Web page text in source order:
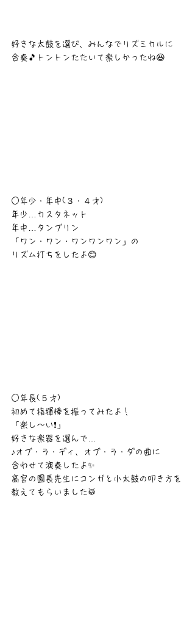
好きな太鼓を選び、みんなでリズミカルに
合奏🎵トントンたたいて楽しかったね😆
○年少・年中(３・４才)
年少…カスタネット
年中…タンブリン
「ワン・ワン・ワンワンワン」の
リズム打ちをしたよ😊
○年長(５才)
初めて指揮棒を振ってみたよ！
「楽し〜い❗」
好きな楽器を選んで…
♪オブ・ラ・ディ、オブ・ラ・ダの曲に
合わせて演奏したよ✨
高宮の園長先生にコンガと小太鼓の叩き方を
教えてもらいました🥁